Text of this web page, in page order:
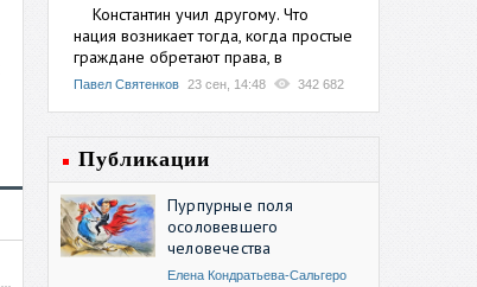
Константин учил другому. Что
нация возникает тогда, когда простые
граждане обретают права, в
Павел Святенков 23 сен, 14:48 342 682
Публикации
Пурпурные поля
осоловевшего
человечества
Елена Кондратьева-Сальгеро